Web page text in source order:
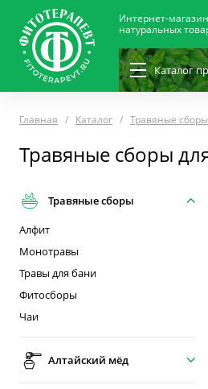
Интернет-магазин
натуральных
Каталог
Главная Каталог Травяные сборы
Травяные сборы
Травяные сборы
Алфит
Монотравы
Травы для бани
Фитосборы
Чаи
Алтайский мёд